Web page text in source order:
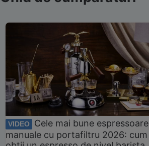
VIDEO
Cele mai bune espressoare
manuale cu portafiltru 2026: cum